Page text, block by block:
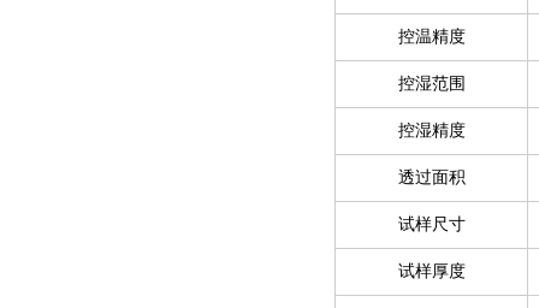
控温精度
控湿范围
控湿精度
透过面积
试样尺寸
试样厚度